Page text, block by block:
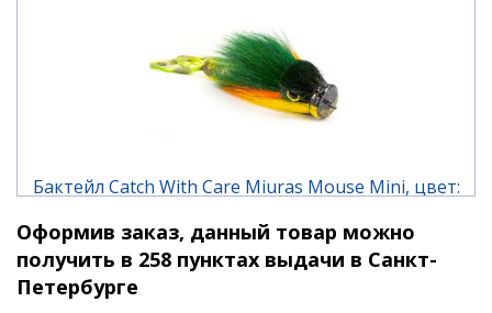
Бактейл Catch With Care Miuras Mouse Mini, цвет:
5 790 ₽
Оформив заказ, данный товар можно
получить в 258 пунктах выдачи в Санкт-
Петербурге